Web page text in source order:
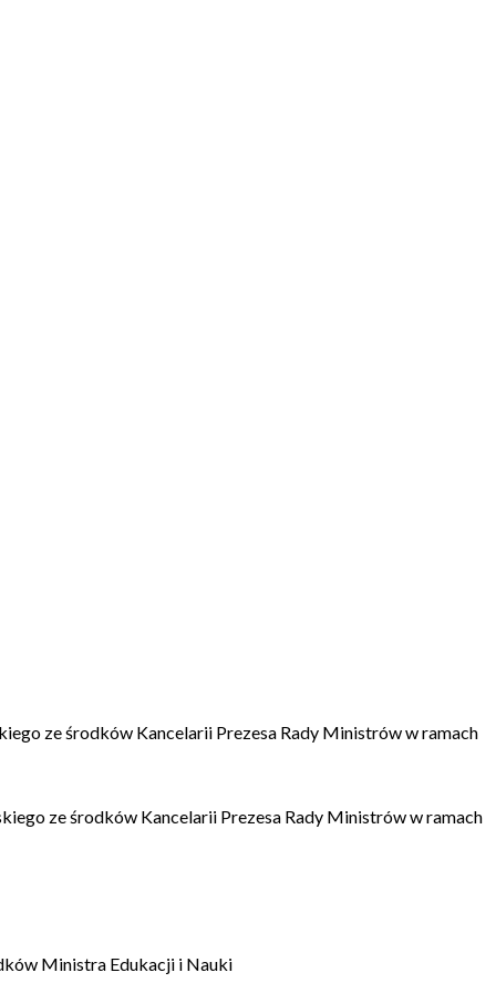
ze środków Kancelarii Prezesa Rady Ministrów w ramach
ze środków Kancelarii Prezesa Rady Ministrów w ramach
Ministra Edukacji i Nauki